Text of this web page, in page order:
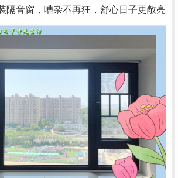
隔音窗，嘈杂不再狂，舒心日子更敞亮